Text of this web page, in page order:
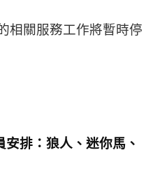
相關服務工作將暫時停
排：狼人、迷你馬、